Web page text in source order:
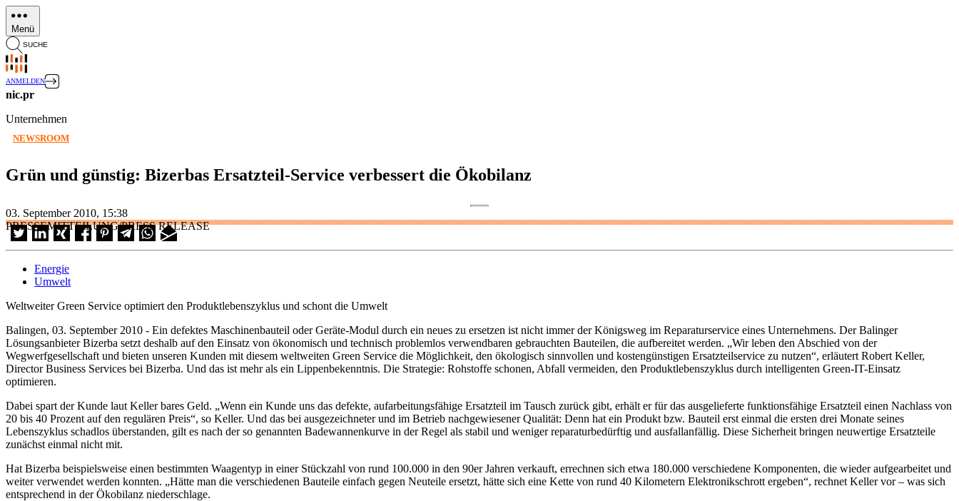
Direkt
zum
Inhalt
Menü
SUCHE
ANMELDEN
nic.pr
Unternehmen
NEWSROOM
Grün und günstig: Bizerbas Ersatzteil-Service verbessert die Ökobilanz
03. September 2010, 15:38
PRESSEMITTEILUNG/PRESS RELEASE
Energie
Umwelt
Weltweiter Green Service optimiert den Produktlebenszyklus und schont die Umwelt
Balingen, 03. September 2010 - Ein defektes Maschinenbauteil oder Geräte-Modul durch ein neues zu ersetzen ist nicht immer der Königsweg im Reparaturservice eines Unternehmens. Der Balinger
Lösungsanbieter Bizerba setzt deshalb auf den Einsatz von ökonomisch und technisch problemlos verwendbaren gebrauchten Bauteilen, die aufbereitet werden. „Wir leben den Abschied von der
Wegwerfgesellschaft und bieten unseren Kunden mit diesem weltweiten Green Service die Möglichkeit, den ökologisch sinnvollen und kostengünstigen Ersatzteilservice zu nutzen“, erläutert Robert Keller,
Director Business Services bei Bizerba. Und das ist mehr als ein Lippenbekenntnis. Die Strategie: Rohstoffe schonen, Abfall vermeiden, den Produktlebenszyklus durch intelligenten Green-IT-Einsatz
optimieren.
Dabei spart der Kunde laut Keller bares Geld. „Wenn ein Kunde uns das defekte, aufarbeitungsfähige Ersatzteil im Tausch zurück gibt, erhält er für das ausgelieferte funktionsfähige Ersatzteil einen Nachlass von
20 bis 40 Prozent auf den regulären Preis“, so Keller. Und das bei ausgezeichneter und im Betrieb nachgewiesener Qualität: Denn hat ein Produkt bzw. Bauteil erst einmal die ersten drei Monate seines
Lebenszyklus schadlos überstanden, gilt es nach der so genannten Badewannenkurve in der Regel als stabil und weniger reparaturbedürftig und ausfallanfällig. Diese Sicherheit bringen neuwertige Ersatzteile
zunächst einmal nicht mit.
Hat Bizerba beispielsweise einen bestimmten Waagentyp in einer Stückzahl von rund 100.000 in den 90er Jahren verkauft, errechnen sich etwa 180.000 verschiedene Komponenten, die wieder aufgearbeitet und
weiter verwendet werden konnten. „Hätte man die verschiedenen Bauteile einfach gegen Neuteile ersetzt, hätte sich eine Kette von rund 40 Kilometern Elektronikschrott ergeben“, rechnet Keller vor – was sich
entsprechend in der Ökobilanz niederschlage.